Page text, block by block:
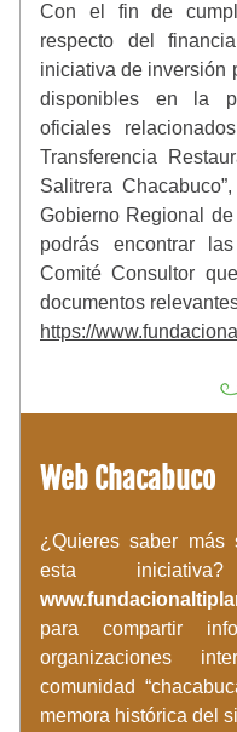
Con el fin de
respecto del
iniciativa de inversión
disponibles en la
oficiales
Transferencia
Salitrera
Gobierno Regional
podrás encontrar
Comité Consultor
documentos
https://
Web Chacabuco
¿Quieres saber más
para compartir
organizaciones
comunidad
memora histórica del